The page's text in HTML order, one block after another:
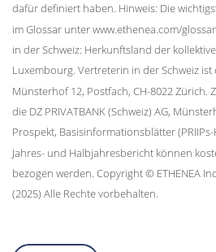
dafür definiert haben. Hinweis: Die
im Glossar unter www.ethenea.com/
in der Schweiz: Herkunftsland der
Luxembourg. Vertreterin in der Schweiz ist
Münsterhof 12, Postfach, CH-8022 Zürich.
die DZ PRIVATBANK (Schweiz) AG,
Prospekt, Basisinformationsblätter
Jahres- und Halbjahresbericht können
bezogen werden. Copyright © ETHENEA
(2025) Alle Rechte vorbehalten.